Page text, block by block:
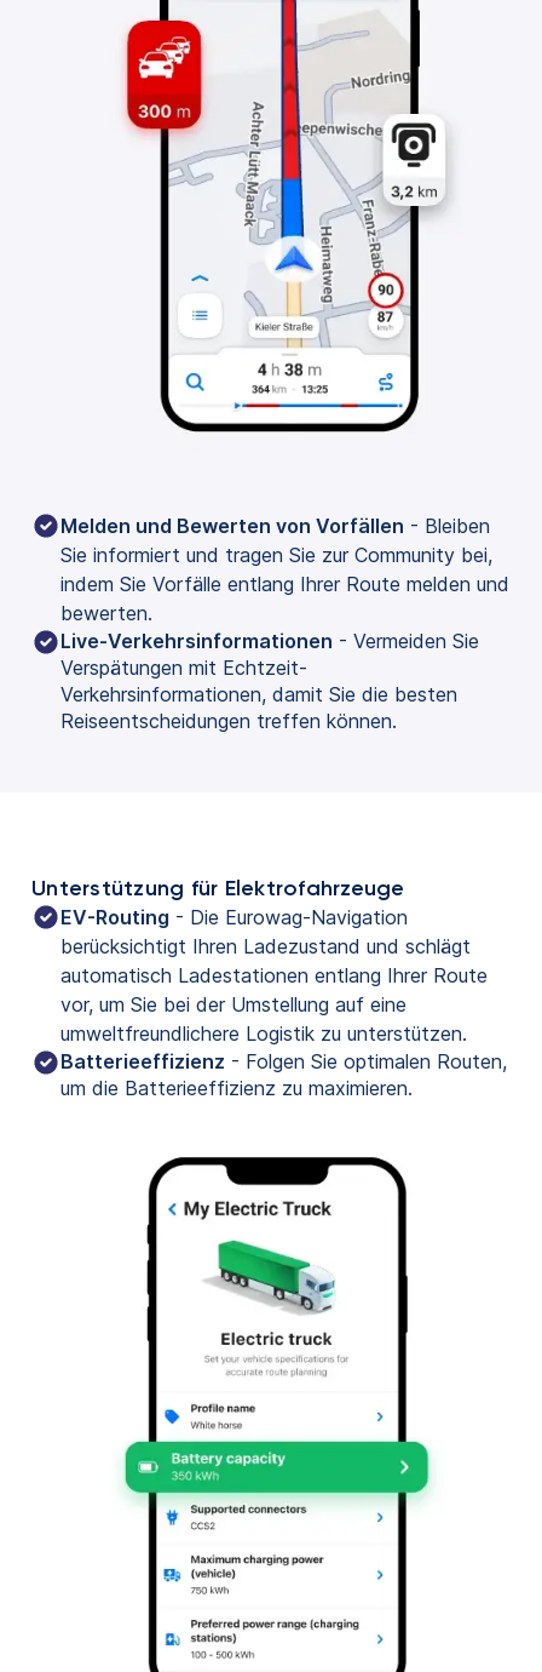
Melden und Bewerten von Vorfällen - Bleiben
Sie informiert und tragen Sie zur Community bei,
indem Sie Vorfälle entlang Ihrer Route melden und
bewerten.
Live-Verkehrsinformationen - Vermeiden Sie
Verspätungen mit Echtzeit-
Verkehrsinformationen, damit Sie die besten
Reiseentscheidungen treffen können.
Unterstützung für Elektrofahrzeuge
EV-Routing - Die Eurowag-Navigation
berücksichtigt Ihren Ladezustand und schlägt
automatisch Ladestationen entlang Ihrer Route
vor, um Sie bei der Umstellung auf eine
umweltfreundlichere Logistik zu unterstützen.
Batterieeffizienz - Folgen Sie optimalen Routen,
um die Batterieeffizienz zu maximieren.